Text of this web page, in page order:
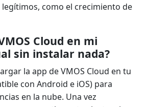
como el crecimiento de
Cloud en mi
sin instalar nada?
la app de VMOS Cloud en tu
con Android e iOS) para
en la nube. Una vez